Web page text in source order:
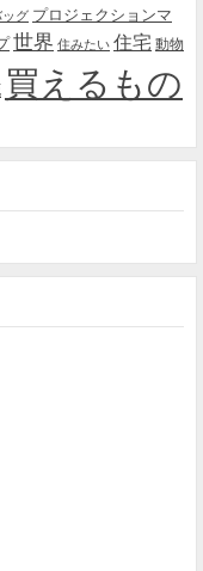
グ プロジェクションマ
世界 住みたい 住宅 動物
買えるもの